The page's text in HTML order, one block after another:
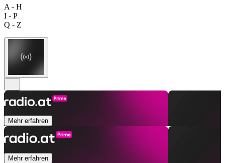
A - H
I - P
Q - Z
Mehr erfahren
Mehr erfahren